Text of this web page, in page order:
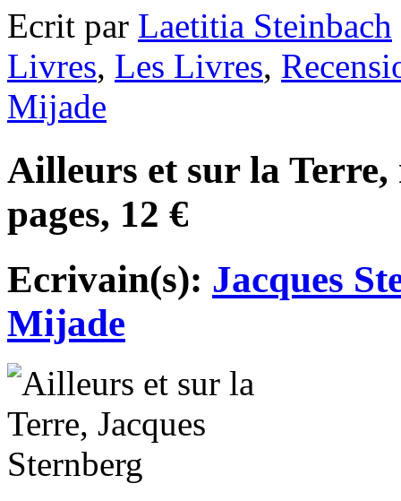
Ecrit par Laetitia Steinbach
Livres, Les Livres,
Mijade
Ailleurs et sur la Terre,
pages, 12 €
Ecrivain(s): Jacques
Mijade